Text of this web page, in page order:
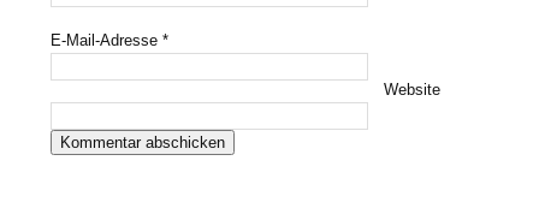
E-Mail-Adresse*
Website